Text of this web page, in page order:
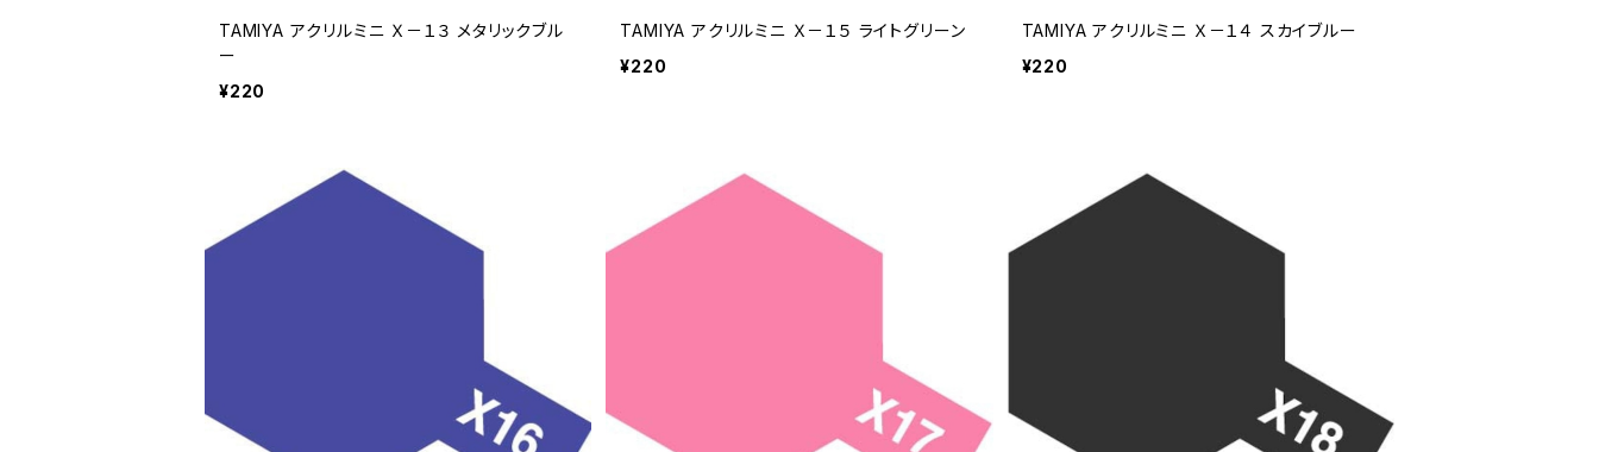
TAMIYA アクリルミニ Ｘ－１３ メタリックブル
ー
¥220
TAMIYA アクリルミニ Ｘ－１５ ライトグリーン
¥220
TAMIYA アクリルミニ Ｘ－１４ スカイブルー
¥220